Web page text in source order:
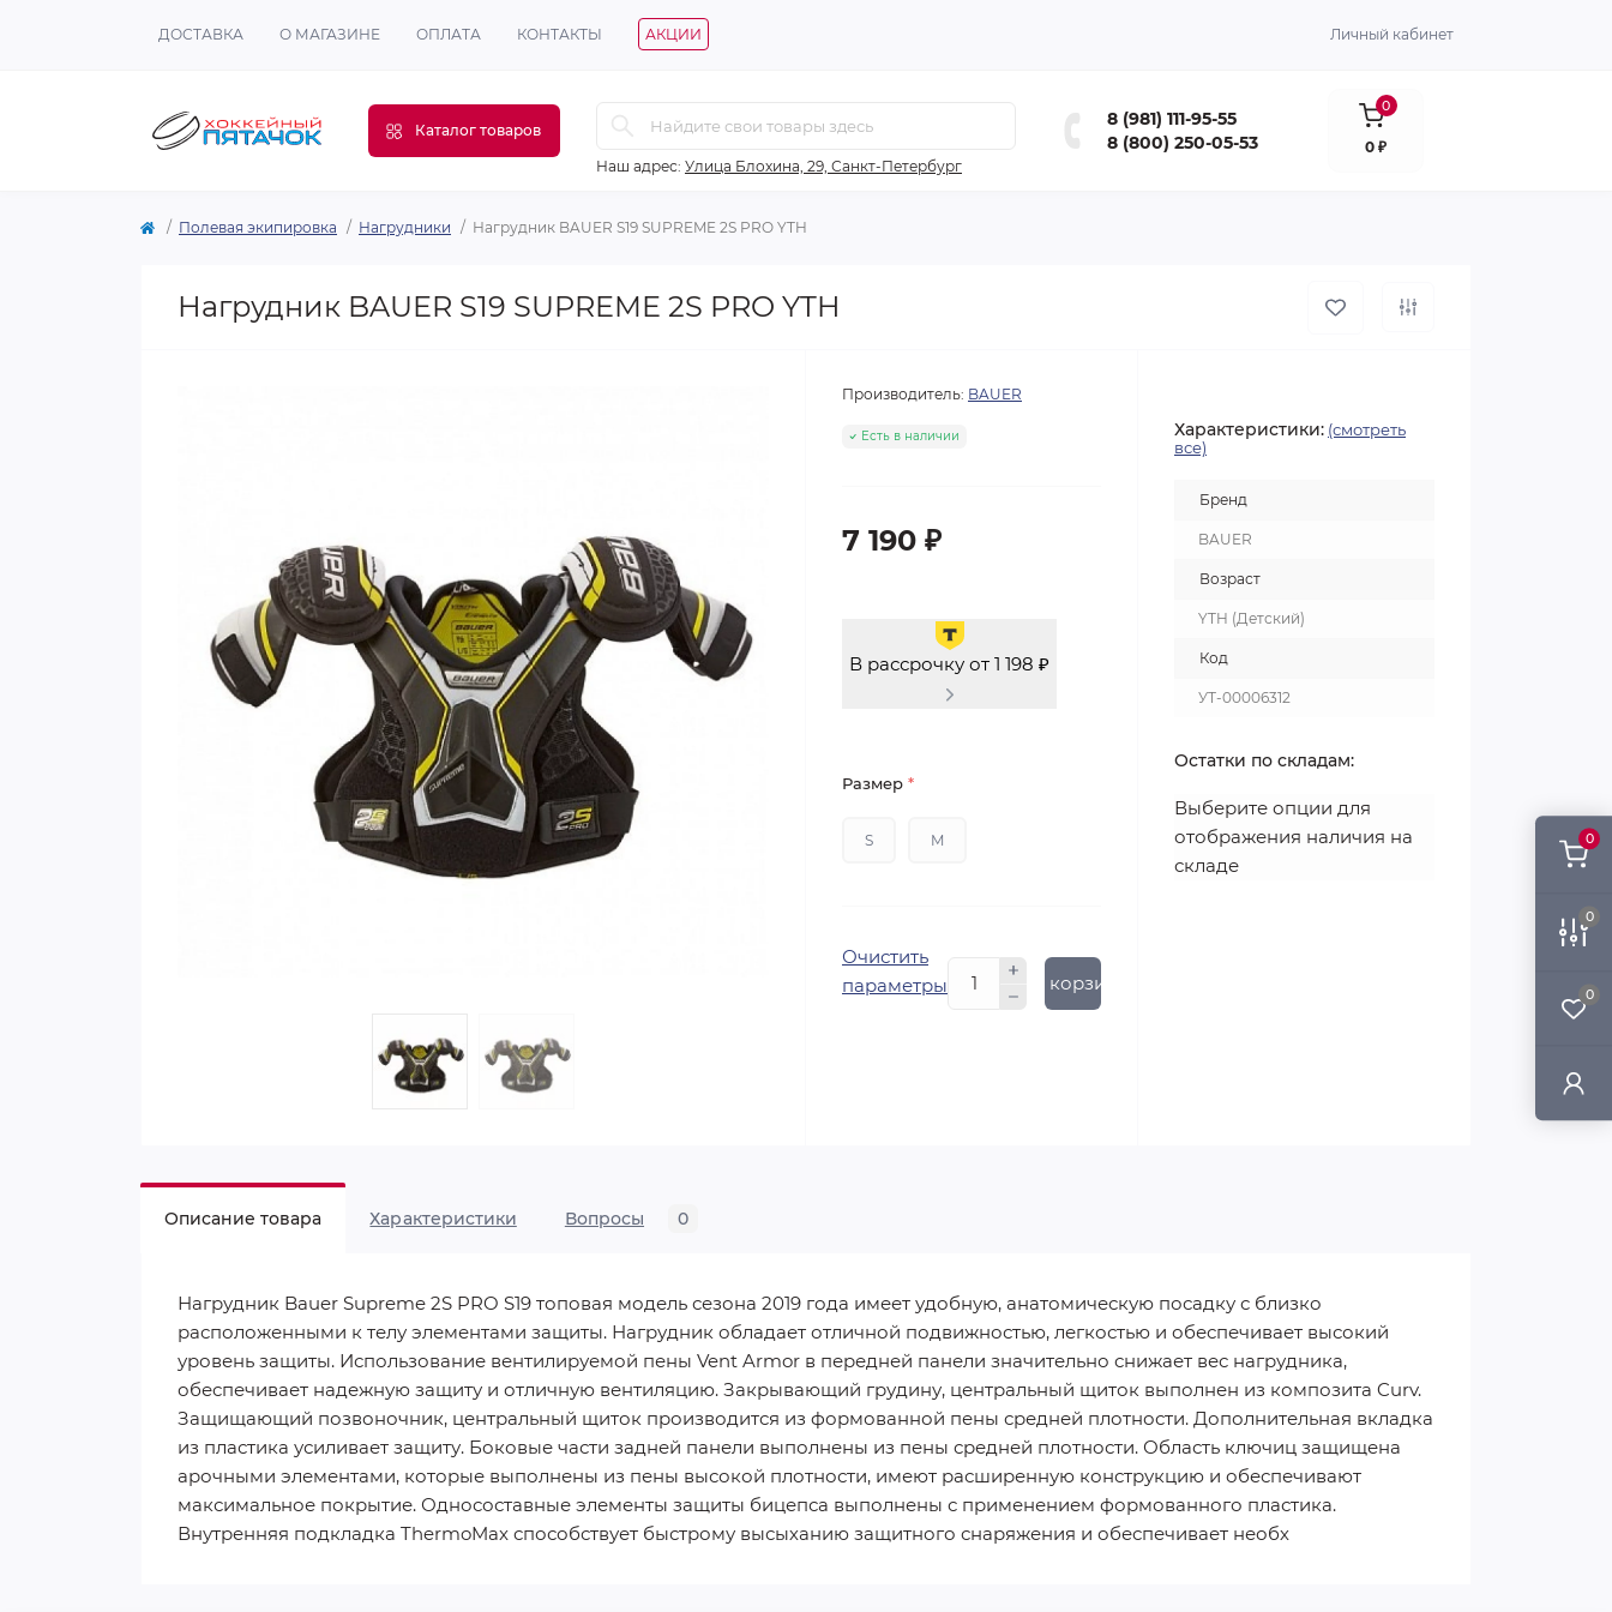
0
0
0
ДОСТАВКА О МАГАЗИНЕ ОПЛАТА КОНТАКТЫ АКЦИИ Личный кабинет
Каталог товаров
Наш адрес: Улица Блохина, 29, Санкт-Петербург
8 (981) 111-95-55
8 (800) 250-05-53
0
0 ₽
Полевая экипировка Нагрудники Нагрудник BAUER S19 SUPREME 2S PRO YTH
Нагрудник BAUER S19 SUPREME 2S PRO YTH
Производитель: BAUER
Есть в наличии
7 190 ₽
В рассрочку от 1 198 ₽
Размер *
S M
Очистить
параметры
В корзину
Характеристики: (смотреть
все)
Бренд
BAUER
Возраст
YTH (Детский)
Код
УТ-00006312
Остатки по складам:
Выберите опции для
отображения наличия на
складе
Описание товара Характеристики Вопросы 0
Нагрудник Bauer Supreme 2S PRO S19 топовая модель сезона 2019 года имеет удобную, анатомическую посадку с близко
расположенными к телу элементами защиты. Нагрудник обладает отличной подвижностью, легкостью и обеспечивает высокий
уровень защиты. Использование вентилируемой пены Vent Armor в передней панели значительно снижает вес нагрудника,
обеспечивает надежную защиту и отличную вентиляцию. Закрывающий грудину, центральный щиток выполнен из композита Curv.
Защищающий позвоночник, центральный щиток производится из формованной пены средней плотности. Дополнительная вкладка
из пластика усиливает защиту. Боковые части задней панели выполнены из пены средней плотности. Область ключиц защищена
арочными элементами, которые выполнены из пены высокой плотности, имеют расширенную конструкцию и обеспечивают
максимальное покрытие. Односоставные элементы защиты бицепса выполнены с применением формованного пластика.
Внутренняя подкладка ThermoMax способствует быстрому высыханию защитного снаряжения и обеспечивает необх